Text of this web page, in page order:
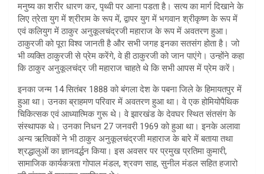
मनुष्य का शरीर धारण कर, पृथ्वी पर आना पडता है। सत्य का मार्ग दिखाने के
लिए त्रेता युग में श्रीराम के रूप में, द्वापर युग में भगवान श्रीकृष्ण के रूप में
एवं कलियुग में ठाकुर अनुकूलचंद्रजी महाराज के रूप में अवतरण हुआ।
ठाकुरजी को पूरा विश्व जानती है और सभी जगह इनका सतसंग होता है। जो
भी व्यक्ति ठाकुरजी से प्रेम करेंगे, वे ही ठाकुरजी को जान पाएंगे। उन्होंने कहा
कि ठाकुर अनुकूलचंद्र जी महाराज चाहते थे कि सभी आपस में प्रेम करें।
इनका जन्म 14 सितंबर 1888 को बंगला देश के पबना जिले के हिमायतपुर में
हुआ था। उनका ब्राहमण परिवार में अवतरण हुआ था। वे एक होमियोपैथिक
चिकित्सक एवं आध्यात्मिक गुरू थे। वे झारखंड के देवघर स्थित संतसंग के
संस्थापक थे। उनका निधन 27 जनवरी 1969 को हुआ था। इनके अलावा
अन्य ऋत्विकों ने भी ठाकुर अनुकूलचंद्रजी महाराज के बारे में बताया तथा
श्रद्धालुओं का ज्ञानवर्द्धन किया। इस अवसर पर प्रमुख प्रतिमा कुमारी,
सामाजिक कार्यकत्र्ता गोपाल मंडल, श्रवण साह, सुनील मंडल सहित हजारो